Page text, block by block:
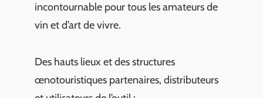
incontournable pour tous les amateurs de
vin et d’art de vivre.
Des hauts lieux et des structures
œnotouristiques partenaires, distributeurs